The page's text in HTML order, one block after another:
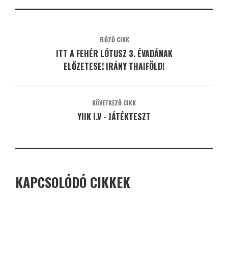
ELŐZŐ CIKK
ITT A FEHÉR LÓTUSZ 3. ÉVADÁNAK
ELŐZETESE! IRÁNY THAIFÖLD!
KÖVETKEZŐ CIKK
YIIK I.V - JÁTÉKTESZT
KAPCSOLÓDÓ CIKKEK